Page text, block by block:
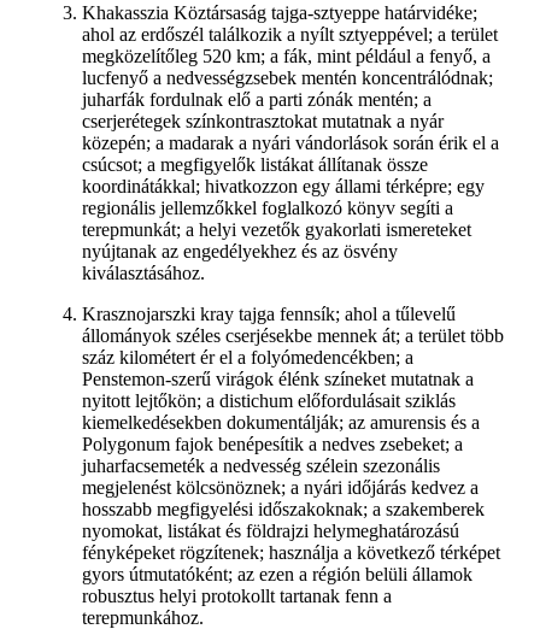
Khakasszia Köztársaság tajga-sztyeppe határvidéke;
ahol az erdőszél találkozik a nyílt sztyeppével; a terület
megközelítőleg 520 km; a fák, mint például a fenyő, a
lucfenyő a nedvességzsebek mentén koncentrálódnak;
juharfák fordulnak elő a parti zónák mentén; a
cserjerétegek színkontrasztokat mutatnak a nyár
közepén; a madarak a nyári vándorlások során érik el a
csúcsot; a megfigyelők listákat állítanak össze
koordinátákkal; hivatkozzon egy állami térképre; egy
regionális jellemzőkkel foglalkozó könyv segíti a
terepmunkát; a helyi vezetők gyakorlati ismereteket
nyújtanak az engedélyekhez és az ösvény
kiválasztásához.
Krasznojarszki kray tajga fennsík; ahol a tűlevelű
állományok széles cserjésekbe mennek át; a terület több
száz kilométert ér el a folyómedencékben; a
Penstemon-szerű virágok élénk színeket mutatnak a
nyitott lejtőkön; a distichum előfordulásait sziklás
kiemelkedésekben dokumentálják; az amurensis és a
Polygonum fajok benépesítik a nedves zsebeket; a
juharfacsemeték a nedvesség szélein szezonális
megjelenést kölcsönöznek; a nyári időjárás kedvez a
hosszabb megfigyelési időszakoknak; a szakemberek
nyomokat, listákat és földrajzi helymeghatározású
fényképeket rögzítenek; használja a következő térképet
gyors útmutatóként; az ezen a régión belüli államok
robusztus helyi protokollt tartanak fenn a
terepmunkához.